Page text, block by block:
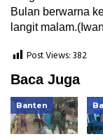
Bulan berwarna
langit
Post Views:382
Baca Juga
Banten